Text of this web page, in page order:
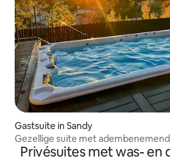
Gastsuite in Sandy
Gezellige suite met
zwembad open!
Privésuites met was- en